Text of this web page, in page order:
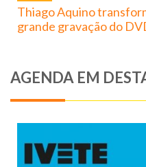
Thiago Aquino
grande gravação do
AGENDA EM